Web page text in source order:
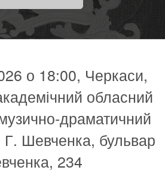
о 18:00, Черкаси,
обласний
драматичний
Г. Шевченка, бульвар
234